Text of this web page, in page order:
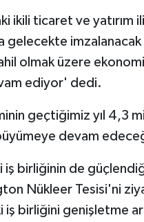
ikili ticaret ve
gelecekte
olmak üzere
ediyor' dedi.
geçtiğimiz yıl 4,3
devam
iş birliğinin de
Nükleer Tesisi'ni
iş birliğini genişletme